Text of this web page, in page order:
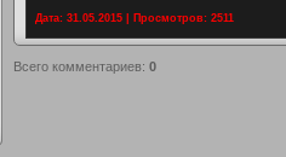
Дата: 31.05.2015 | Просмотров: 2511
Всего комментариев: 0